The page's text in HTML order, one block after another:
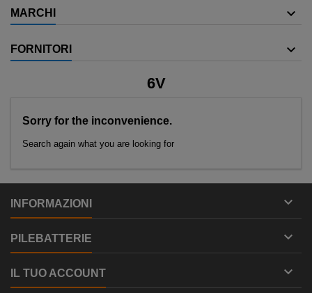
MARCHI
FORNITORI
6V
Sorry for the inconvenience.
Search again what you are looking for
INFORMAZIONI 
PILEBATTERIE 
IL TUO ACCOUNT 